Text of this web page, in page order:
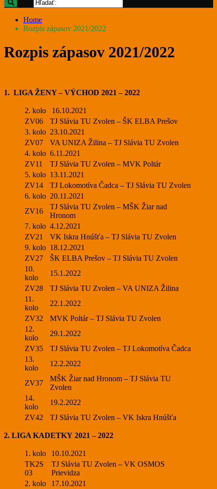
Home
Rozpis zápasov 2021/2022
Rozpis zápasov 2021/2022
1. LIGA ŽENY – VÝCHOD 2021 – 2022
2. kolo
16.10.2021
ZV06
TJ Slávia TU Zvolen – ŠK ELBA Prešov
3. kolo 23.10.2021
ZV07
VA UNIZA Žilina – TJ Slávia TU Zvolen
4. kolo 6.11.2021
ZV11
TJ Slávia TU Zvolen – MVK Poltár
5. kolo 13.11.2021
ZV14
TJ Lokomotíva Čadca – TJ Slávia TU Zvolen
6. kolo 20.11.2021
ZV16
TJ Slávia TU Zvolen – MŠK Žiar nad
Hronom
7. kolo 4.12.2021
ZV21
VK Iskra Hnúšťa – TJ Slávia TU Zvolen
9. kolo 18.12.2021
ZV27
ŠK ELBA Prešov – TJ Slávia TU Zvolen
10.
kolo
15.1.2022
ZV28
TJ Slávia TU Zvolen – VA UNIZA Žilina
11.
kolo
22.1.2022
ZV32
MVK Poltár – TJ Slávia TU Zvolen
12.
kolo
29.1.2022
ZV35
TJ Slávia TU Zvolen – TJ Lokomotíva Čadca
13.
kolo
12.2.2022
ZV37
MŠK Žiar nad Hronom – TJ Slávia TU
Zvolen
14.
kolo
19.2.2022
ZV42
TJ Slávia TU Zvolen – VK Iskra Hnúšťa
2. LIGA KADETKY 2021 – 2022
1. kolo
10.10.2021
TK2S
03
TJ Slávia TU Zvolen – VK OSMOS
Prievidza
2. kolo
17.10.2021